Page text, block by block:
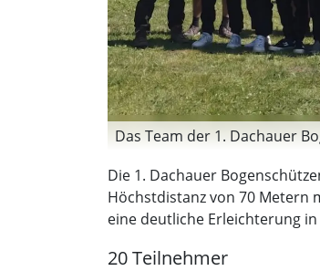
Das Team der 1. Dachauer
Die 1. Dachauer
Höchstdistanz von 70 Metern
eine deutliche Erleichterung
20 Teilnehmer